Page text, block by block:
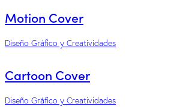
Motion Cover
Diseño Gráfico y Creatividades
Cartoon Cover
Diseño Gráfico y Creatividades